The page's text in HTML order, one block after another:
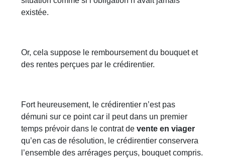
existée.
Or, cela suppose le remboursement du bouquet et
des rentes perçues par le crédirentier.
Fort heureusement, le crédirentier n’est pas
démuni sur ce point car il peut dans un premier
temps prévoir dans le contrat devente en viager
qu’en cas de résolution, le crédirentier conservera
l’ensemble des arrérages perçus, bouquet compris.